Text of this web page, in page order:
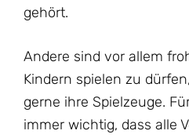
gehört.
Andere sind vor allem
Kindern spielen zu
gerne ihre Spielzeuge.
immer wichtig, dass alle